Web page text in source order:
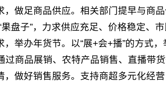
，做足商品供应。相关部门提早与商
果盘子”，力求供应充足、价格稳定、市
，举办年货节。以“展+会+播”的方式
过商品展销、农特产品销售、直播带
，做好销售服务。支持商超多元化经